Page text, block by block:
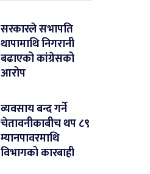
सरकारले सभापति
थापामाथि निगरानी
बढाएको कांग्रेसको
आरोप
व्यवसाय बन्द गर्ने
चेतावनीकाबीच थप ८९
म्यानपावरमाथि
विभागको कारबाही